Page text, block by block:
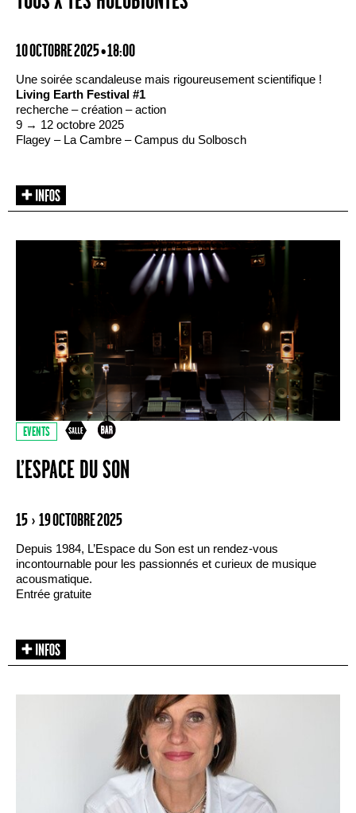
10 OCTOBRE 2025 • 18:00
Une soirée scandaleuse mais rigoureusement scientifique !
Living Earth Festival #1
recherche – création – action
9 → 12 octobre 2025
Flagey – La Cambre – Campus du Solbosch
EVENTS
L’ESPACE DU SON
15 › 19 OCTOBRE 2025
Depuis 1984, L’Espace du Son est un rendez-vous
incontournable pour les passionnés et curieux de musique
acousmatique.
Entrée gratuite